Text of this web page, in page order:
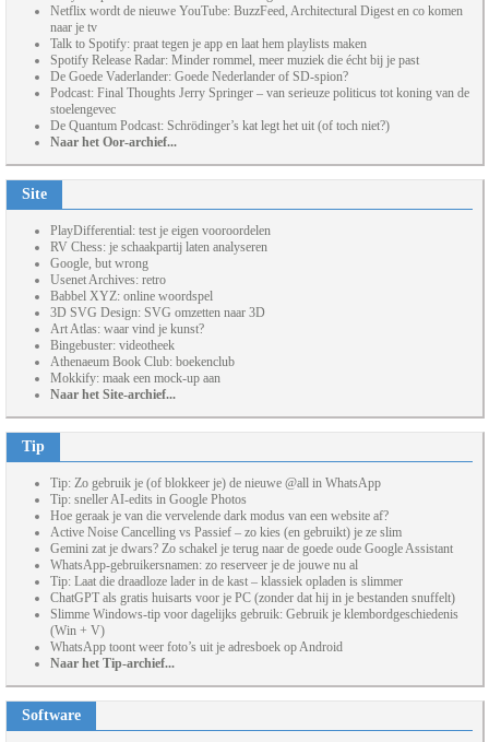
Netflix wordt de nieuwe YouTube: BuzzFeed, Architectural Digest en co komen
naar je tv
Talk to Spotify: praat tegen je app en laat hem playlists maken
Spotify Release Radar: Minder rommel, meer muziek die écht bij je past
De Goede Vaderlander: Goede Nederlander of SD-spion?
Podcast: Final Thoughts Jerry Springer – van serieuze politicus tot koning van de
stoelengevec
De Quantum Podcast: Schrödinger’s kat legt het uit (of toch niet?)
Naar het Oor-archief...
Site
PlayDifferential: test je eigen vooroordelen
RV Chess: je schaakpartij laten analyseren
Google, but wrong
Usenet Archives: retro
Babbel XYZ: online woordspel
3D SVG Design: SVG omzetten naar 3D
Art Atlas: waar vind je kunst?
Bingebuster: videotheek
Athenaeum Book Club: boekenclub
Mokkify: maak een mock-up aan
Naar het Site-archief...
Tip
Tip: Zo gebruik je (of blokkeer je) de nieuwe @all in WhatsApp
Tip: sneller AI-edits in Google Photos
Hoe geraak je van die vervelende dark modus van een website af?
Active Noise Cancelling vs Passief – zo kies (en gebruikt) je ze slim
Gemini zat je dwars? Zo schakel je terug naar de goede oude Google Assistant
WhatsApp-gebruikersnamen: zo reserveer je de jouwe nu al
Tip: Laat die draadloze lader in de kast – klassiek opladen is slimmer
ChatGPT als gratis huisarts voor je PC (zonder dat hij in je bestanden snuffelt)
Slimme Windows-tip voor dagelijks gebruik: Gebruik je klembordgeschiedenis
(Win + V)
WhatsApp toont weer foto’s uit je adresboek op Android
Naar het Tip-archief...
Software